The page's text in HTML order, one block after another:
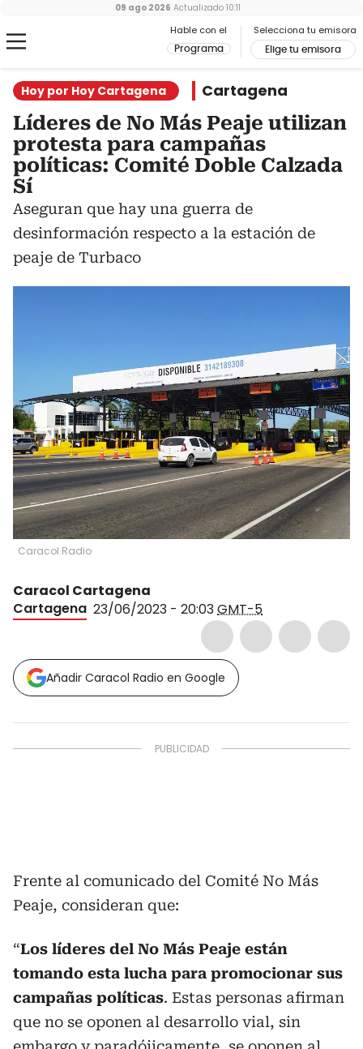
Hable con el
Programa
Selecciona tu emisora
Elige tu emisora
09 ago 2026 Actualizado 10:11
Hoy por Hoy Cartagena Cartagena
Líderes de No Más Peaje utilizan
protesta para campañas
políticas: Comité Doble Calzada
Sí
Aseguran que hay una guerra de
desinformación respecto a la estación de
peaje de Turbaco
Caracol Radio
Caracol Cartagena
Cartagena 23/06/2023 - 20:03GMT-5
Añadir Caracol Radio en Google
Frente al comunicado del Comité No Más
Peaje, consideran que:
“Los líderes del No Más Peaje están
tomando esta lucha para promocionar sus
campañas políticas. Estas personas afirman
que no se oponen al desarrollo vial, sin